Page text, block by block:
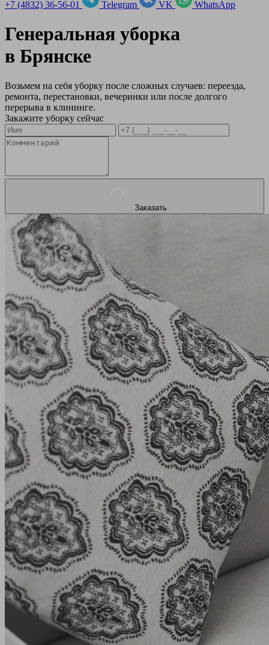
+7 (4832) 36-56-01 Telegram VK WhatsApp
Генеральная уборка
в Брянске
Возьмем на себя уборку после сложных случаев: переезда,
ремонта, перестановки, вечеринки или после долгого
перерыва в клининге.
Закажите уборку сейчас
Заказать